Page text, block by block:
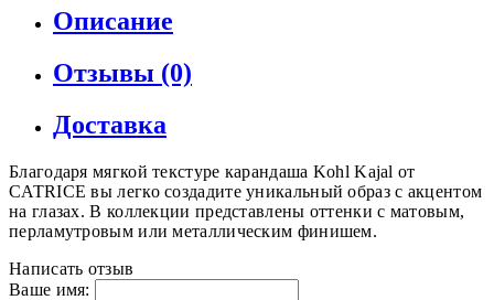
Описание
Отзывы (0)
Доставка
Благодаря мягкой текстуре карандаша Kohl Kajal от
CATRICE вы легко создадите уникальный образ с акцентом
на глазах. В коллекции представлены оттенки с матовым,
перламутровым или металлическим финишем.
Написать отзыв
Ваше имя: